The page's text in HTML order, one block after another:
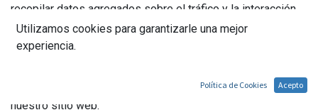
recopilar datos agregados sobre el tráfico y la interacción
en el sitio web, de modo que podamos ofrecer mejores
experiencias y herramientas en el futuro.
pueden almacenarse en su dispositivo cuando visita
nuestro sitio web:
Utilizamos cookies para garantizarle una mejor
experiencia.
Política de Cookies Acepto